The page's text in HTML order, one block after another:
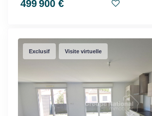
499 900 €
Exclusif Visite virtuelle